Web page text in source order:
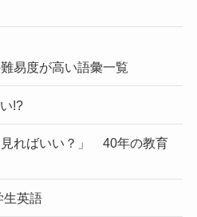
易度が高い語彙一覧
!?
見ればいい？」 40年の教育
生英語